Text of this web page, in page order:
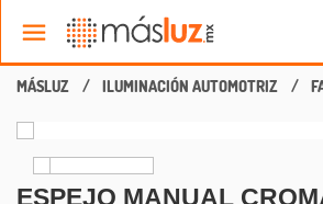
ILUMINACIÓN AUTOMOTRIZ
ESPEJO MANUAL